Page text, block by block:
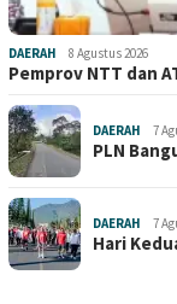
DAERAH 8 Agustus 2026
Pemprov NTT dan
DAERAH 7
PLN
DAERAH 7
Hari